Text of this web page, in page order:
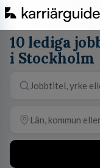
10 lediga
i Stockholm